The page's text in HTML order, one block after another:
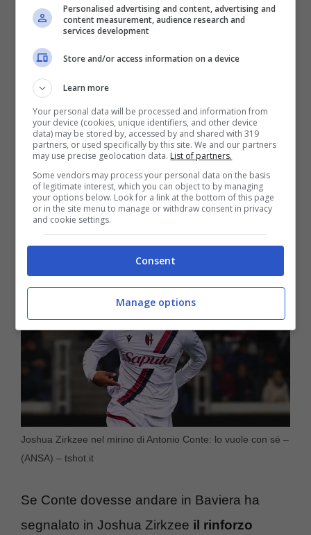
arrivo
L’ex Inter potrebbe così finire al Bayern
Monaco, forse la squadra attualmente che
più è interessata a Conte e più si sposa con
le caratteristiche richieste dal tecnico, se non
altro per quel DNA vincente da ritrovare dopo
una stagione che può concludersicon “zero
tituli”per dirla alla Mourinho.
Joshua Zirkzee nel mirino di Antonio Conte: lo vuole con sé –
(ANSA) – tshot.it
Se Conte dovesse andare in Baviera ha
segnalato in Joshua Zirkzee il rinforzo
Personalised advertising and content, advertising and
content measurement, audience research and
services development
Store and/or access information on a device
Learn more
Your personal data will be processed and information from
your device (cookies, unique identifiers, and other device
data) may be stored by, accessed by and shared with 319
partners, or used specifically by this site. We and our partners
may use precise geolocation data. List of partners.
Some vendors may process your personal data on the basis
of legitimate interest, which you can object to by managing
your options below. Look for a link at the bottom of this page
or in the site menu to manage or withdraw consent in privacy
and cookie settings.
Consent
Manage options